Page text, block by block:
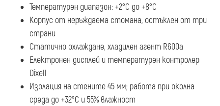
Температурен диапазон: +2°С до +8°С
Корпус от неръждаема стомана, остъклен от три
страни
Статично охлаждане, хладилен агент R600a
Електронен дисплей и температурен контролер
Dixell
Изолация на стените 45 мм; работа при околна
среда до +32°С и 55% влажност